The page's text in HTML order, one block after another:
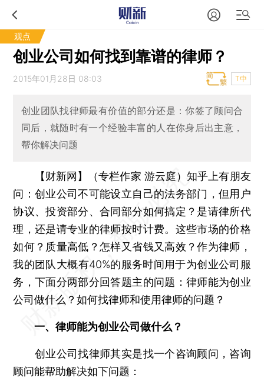
观点
创业公司如何找到靠谱的律师？
2015年01月28日 08:03 T中
创业团队找律师最有价值的部分还是：你签了顾问合
同后，就随时有一个经验丰富的人在你身后出主意，
帮你解决问题
【财新网】（专栏作家 游云庭）知乎上有朋友
问：创业公司不可能设立自己的法务部门，但用户
协议、投资部分、合同部分如何搞定？是请律所代
理，还是请专业的律师按时计费。这些市场的价格
如何？质量高低？怎样又省钱又高效？作为律师，
我的团队大概有40%的服务时间用于为创业公司服
务，下面分两部分回答题主的问题：律师能为创业
公司做什么？如何找律师和使用律师的问题？
一、律师能为创业公司做什么？
创业公司找律师其实是找一个咨询顾问，咨询
顾问能帮助解决如下问题：